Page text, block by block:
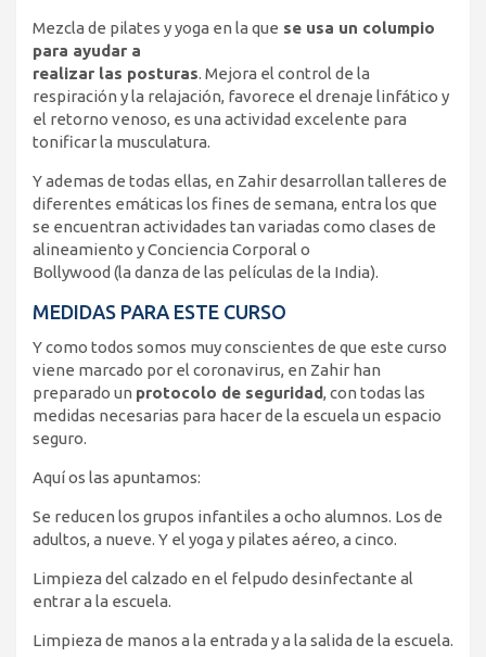
Mezcla de pilates y yoga en la que se usa un columpio
para ayudar a
realizar las posturas. Mejora el control de la
respiración y la relajación, favorece el drenaje linfático y
el retorno venoso, es una actividad excelente para
tonificar la musculatura.
Y ademas de todas ellas, en Zahir desarrollan talleres de
diferentes emáticas los fines de semana, entra los que
se encuentran actividades tan variadas como clases de
alineamiento y Conciencia Corporal o
Bollywood (la danza de las películas de la India).
MEDIDAS PARA ESTE CURSO
Y como todos somos muy conscientes de que este curso
viene marcado por el coronavirus, en Zahir han
preparado un protocolo de seguridad, con todas las
medidas necesarias para hacer de la escuela un espacio
seguro.
Aquí os las apuntamos:
Se reducen los grupos infantiles a ocho alumnos. Los de
adultos, a nueve. Y el yoga y pilates aéreo, a cinco.
Limpieza del calzado en el felpudo desinfectante al
entrar a la escuela.
Limpieza de manos a la entrada y a la salida de la escuela.